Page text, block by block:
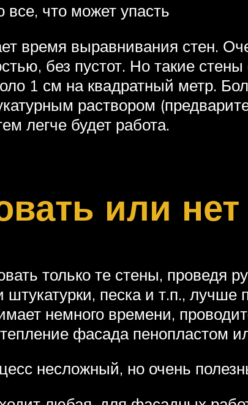
все, что может упасть
время выравнивания стен.
без пустот. Но такие
1 см на квадратный метр.
раствором
легче будет работа.
или нет
только те стены, проведя
штукатурки, песка и т.п., лучше
немного времени,
фасада пенопластом
несложный, но очень